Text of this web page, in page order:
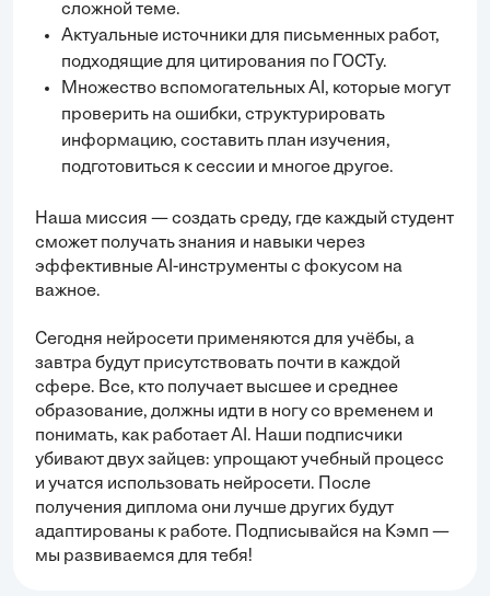
сложной теме.
Актуальные источники для письменных работ,
подходящие для цитирования по ГОСТу.
Множество вспомогательных AI, которые могут
проверить на ошибки, структурировать
информацию, составить план изучения,
подготовиться к сессии и многое другое.
Наша миссия — создать среду, где каждый студент
сможет получать знания и навыки через
эффективные AI-инструменты с фокусом на
важное.
Сегодня нейросети применяются для учёбы, а
завтра будут присутствовать почти в каждой
сфере. Все, кто получает высшее и среднее
образование, должны идти в ногу со временем и
понимать, как работает AI. Наши подписчики
убивают двух зайцев: упрощают учебный процесс
и учатся использовать нейросети. После
получения диплома они лучше других будут
адаптированы к работе. Подписывайся на Кэмп —
мы развиваемся для тебя!